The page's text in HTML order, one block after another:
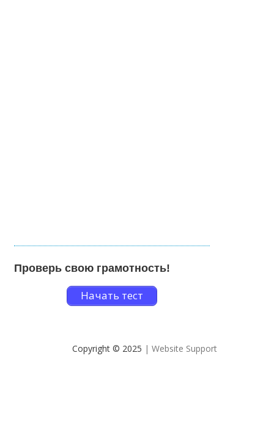
Проверь свою грамотность!
Начать тест
Copyright © 2025 | Website Support